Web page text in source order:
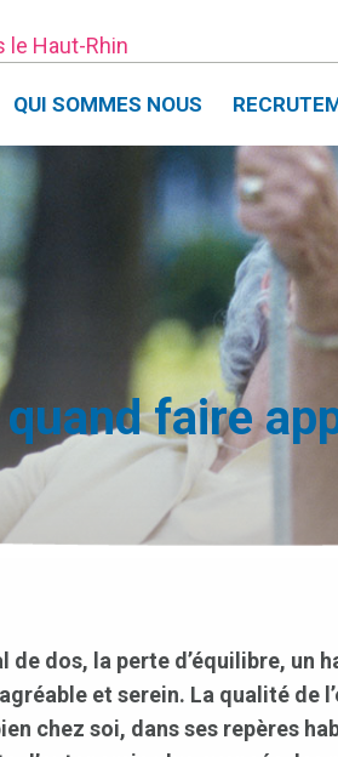
le Haut-Rhin
QUI SOMMES NOUS
faire
dos, la perte d’équilibre, un
et serein. La qualité de
chez soi, dans ses repères